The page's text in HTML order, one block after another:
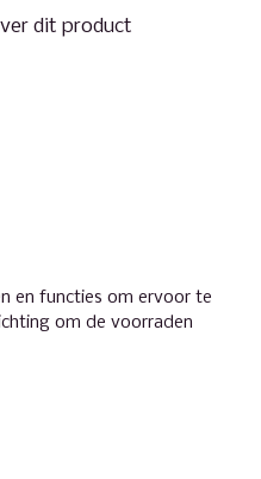
dit product
en functies om ervoor te
om de voorraden